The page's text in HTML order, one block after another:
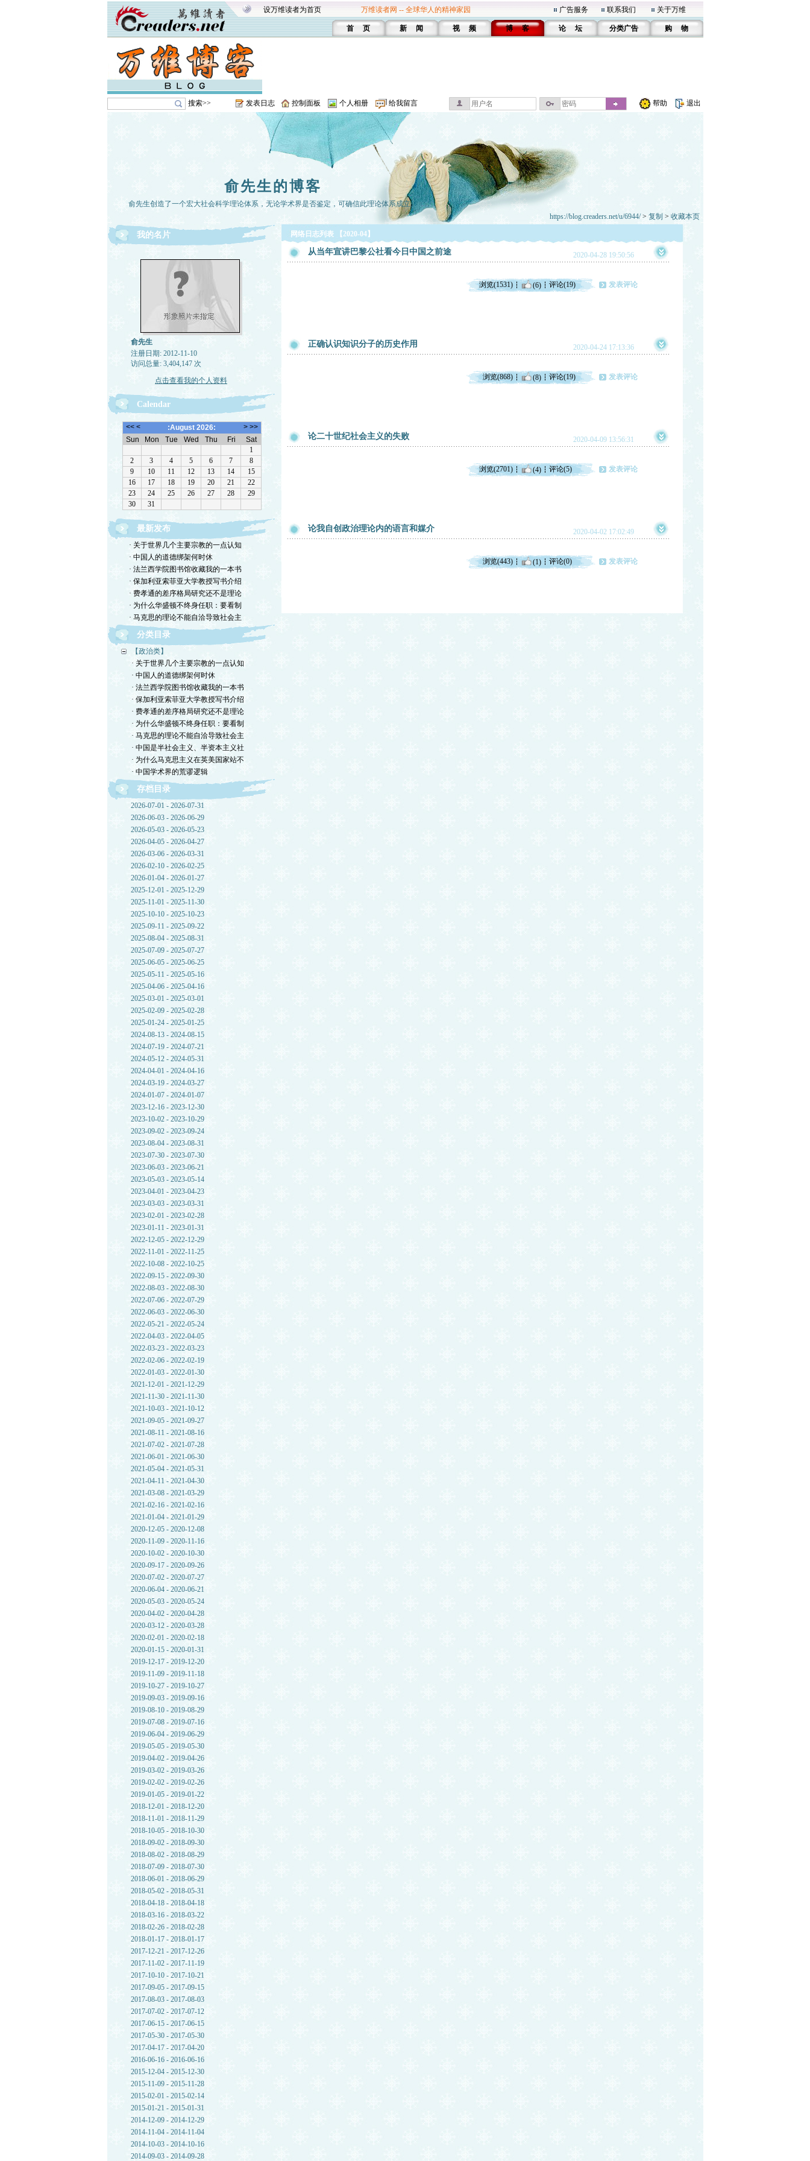
设万维读者为首页 万维读者网 -- 全球华人的精神家园 广告服务 联系我们 关于万维
首 页 新 闻 视 频 博 客 论 坛 分类广告 购 物
搜索>> 发表日志 控制面板 个人相册 给我留言 帮助 退出
俞先生的博客
俞先生创造了一个宏大社会科学理论体系，无论学术界是否鉴定，可确信此理论体系成立。
https://blog.creaders.net/u/6944/> 复制 > 收藏本页
我的名片
俞先生
注册日期: 2012-11-10
访问总量: 3,404,147 次
点击查看我的个人资料
Calendar
最新发布
· 关于世界几个主要宗教的一点认知
· 中国人的道德绑架何时休
· 法兰西学院图书馆收藏我的一本书
· 保加利亚索菲亚大学教授写书介绍
· 费孝通的差序格局研究还不是理论
· 为什么华盛顿不终身任职：要看制
· 马克思的理论不能自洽导致社会主
分类目录
【政治类】
· 关于世界几个主要宗教的一点认知
· 中国人的道德绑架何时休
· 法兰西学院图书馆收藏我的一本书
· 保加利亚索菲亚大学教授写书介绍
· 费孝通的差序格局研究还不是理论
· 为什么华盛顿不终身任职：要看制
· 马克思的理论不能自洽导致社会主
· 中国是半社会主义、半资本主义社
· 为什么马克思主义在英美国家站不
· 中国学术界的荒谬逻辑
存档目录
2026-07-01 - 2026-07-31
2026-06-03 - 2026-06-29
2026-05-03 - 2026-05-23
2026-04-05 - 2026-04-27
2026-03-06 - 2026-03-31
2026-02-10 - 2026-02-25
2026-01-04 - 2026-01-27
2025-12-01 - 2025-12-29
2025-11-01 - 2025-11-30
2025-10-10 - 2025-10-23
2025-09-11 - 2025-09-22
2025-08-04 - 2025-08-31
2025-07-09 - 2025-07-27
2025-06-05 - 2025-06-25
2025-05-11 - 2025-05-16
2025-04-06 - 2025-04-16
2025-03-01 - 2025-03-01
2025-02-09 - 2025-02-28
2025-01-24 - 2025-01-25
2024-08-13 - 2024-08-15
2024-07-19 - 2024-07-21
2024-05-12 - 2024-05-31
2024-04-01 - 2024-04-16
2024-03-19 - 2024-03-27
2024-01-07 - 2024-01-07
2023-12-16 - 2023-12-30
2023-10-02 - 2023-10-29
2023-09-02 - 2023-09-24
2023-08-04 - 2023-08-31
2023-07-30 - 2023-07-30
2023-06-03 - 2023-06-21
2023-05-03 - 2023-05-14
2023-04-01 - 2023-04-23
2023-03-03 - 2023-03-31
2023-02-01 - 2023-02-28
2023-01-11 - 2023-01-31
2022-12-05 - 2022-12-29
2022-11-01 - 2022-11-25
2022-10-08 - 2022-10-25
2022-09-15 - 2022-09-30
2022-08-03 - 2022-08-30
2022-07-06 - 2022-07-29
2022-06-03 - 2022-06-30
2022-05-21 - 2022-05-24
2022-04-03 - 2022-04-05
2022-03-23 - 2022-03-23
2022-02-06 - 2022-02-19
2022-01-03 - 2022-01-30
2021-12-01 - 2021-12-29
2021-11-30 - 2021-11-30
2021-10-03 - 2021-10-12
2021-09-05 - 2021-09-27
2021-08-11 - 2021-08-16
2021-07-02 - 2021-07-28
2021-06-01 - 2021-06-30
2021-05-04 - 2021-05-31
2021-04-11 - 2021-04-30
2021-03-08 - 2021-03-29
2021-02-16 - 2021-02-16
2021-01-04 - 2021-01-29
2020-12-05 - 2020-12-08
2020-11-09 - 2020-11-16
2020-10-02 - 2020-10-30
2020-09-17 - 2020-09-26
2020-07-02 - 2020-07-27
2020-06-04 - 2020-06-21
2020-05-03 - 2020-05-24
2020-04-02 - 2020-04-28
2020-03-12 - 2020-03-28
2020-02-01 - 2020-02-18
2020-01-15 - 2020-01-31
2019-12-17 - 2019-12-20
2019-11-09 - 2019-11-18
2019-10-27 - 2019-10-27
2019-09-03 - 2019-09-16
2019-08-10 - 2019-08-29
2019-07-08 - 2019-07-16
2019-06-04 - 2019-06-29
2019-05-05 - 2019-05-30
2019-04-02 - 2019-04-26
2019-03-02 - 2019-03-26
2019-02-02 - 2019-02-26
2019-01-05 - 2019-01-22
2018-12-01 - 2018-12-20
2018-11-01 - 2018-11-29
2018-10-05 - 2018-10-30
2018-09-02 - 2018-09-30
2018-08-02 - 2018-08-29
2018-07-09 - 2018-07-30
2018-06-01 - 2018-06-29
2018-05-02 - 2018-05-31
2018-04-18 - 2018-04-18
2018-03-16 - 2018-03-22
2018-02-26 - 2018-02-28
2018-01-17 - 2018-01-17
2017-12-21 - 2017-12-26
2017-11-02 - 2017-11-19
2017-10-10 - 2017-10-21
2017-09-05 - 2017-09-15
2017-08-03 - 2017-08-03
2017-07-02 - 2017-07-12
2017-06-15 - 2017-06-15
2017-05-30 - 2017-05-30
2017-04-17 - 2017-04-20
2016-06-16 - 2016-06-16
2015-12-04 - 2015-12-30
2015-11-09 - 2015-11-28
2015-02-01 - 2015-02-14
2015-01-21 - 2015-01-31
2014-12-09 - 2014-12-29
2014-11-04 - 2014-11-04
2014-10-03 - 2014-10-16
2014-09-03 - 2014-09-28
网络日志列表 【2020-04】
从当年宣讲巴黎公社看今日中国之前途 2020-04-28 19:50:56
浏览(1531) (6) 评论(19) 发表评论
正确认识知识分子的历史作用 2020-04-24 17:13:36
浏览(868) (8) 评论(19) 发表评论
论二十世纪社会主义的失败 2020-04-09 13:56:31
浏览(2701) (4) 评论(5) 发表评论
论我自创政治理论内的语言和媒介 2020-04-02 17:02:49
浏览(443) (1) 评论(0) 发表评论